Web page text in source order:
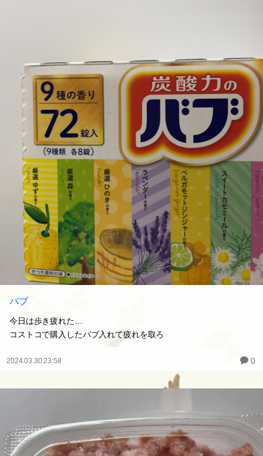
バブ
今日は歩き疲れた…
コストコで購入したバブ入れて疲れを取ろ
2024.03.30 23:58 0